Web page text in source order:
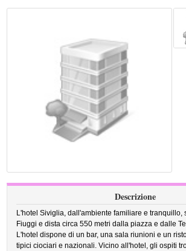
Descrizione
L'hotel Siviglia, dall'ambiente familiare e tranquillo,
Fiuggi e dista circa 550 metri dalla piazza e dalle
L'hotel dispone di un bar, una sala riunioni e un
tipici ciociari e nazionali. Vicino all'hotel, gli ospiti